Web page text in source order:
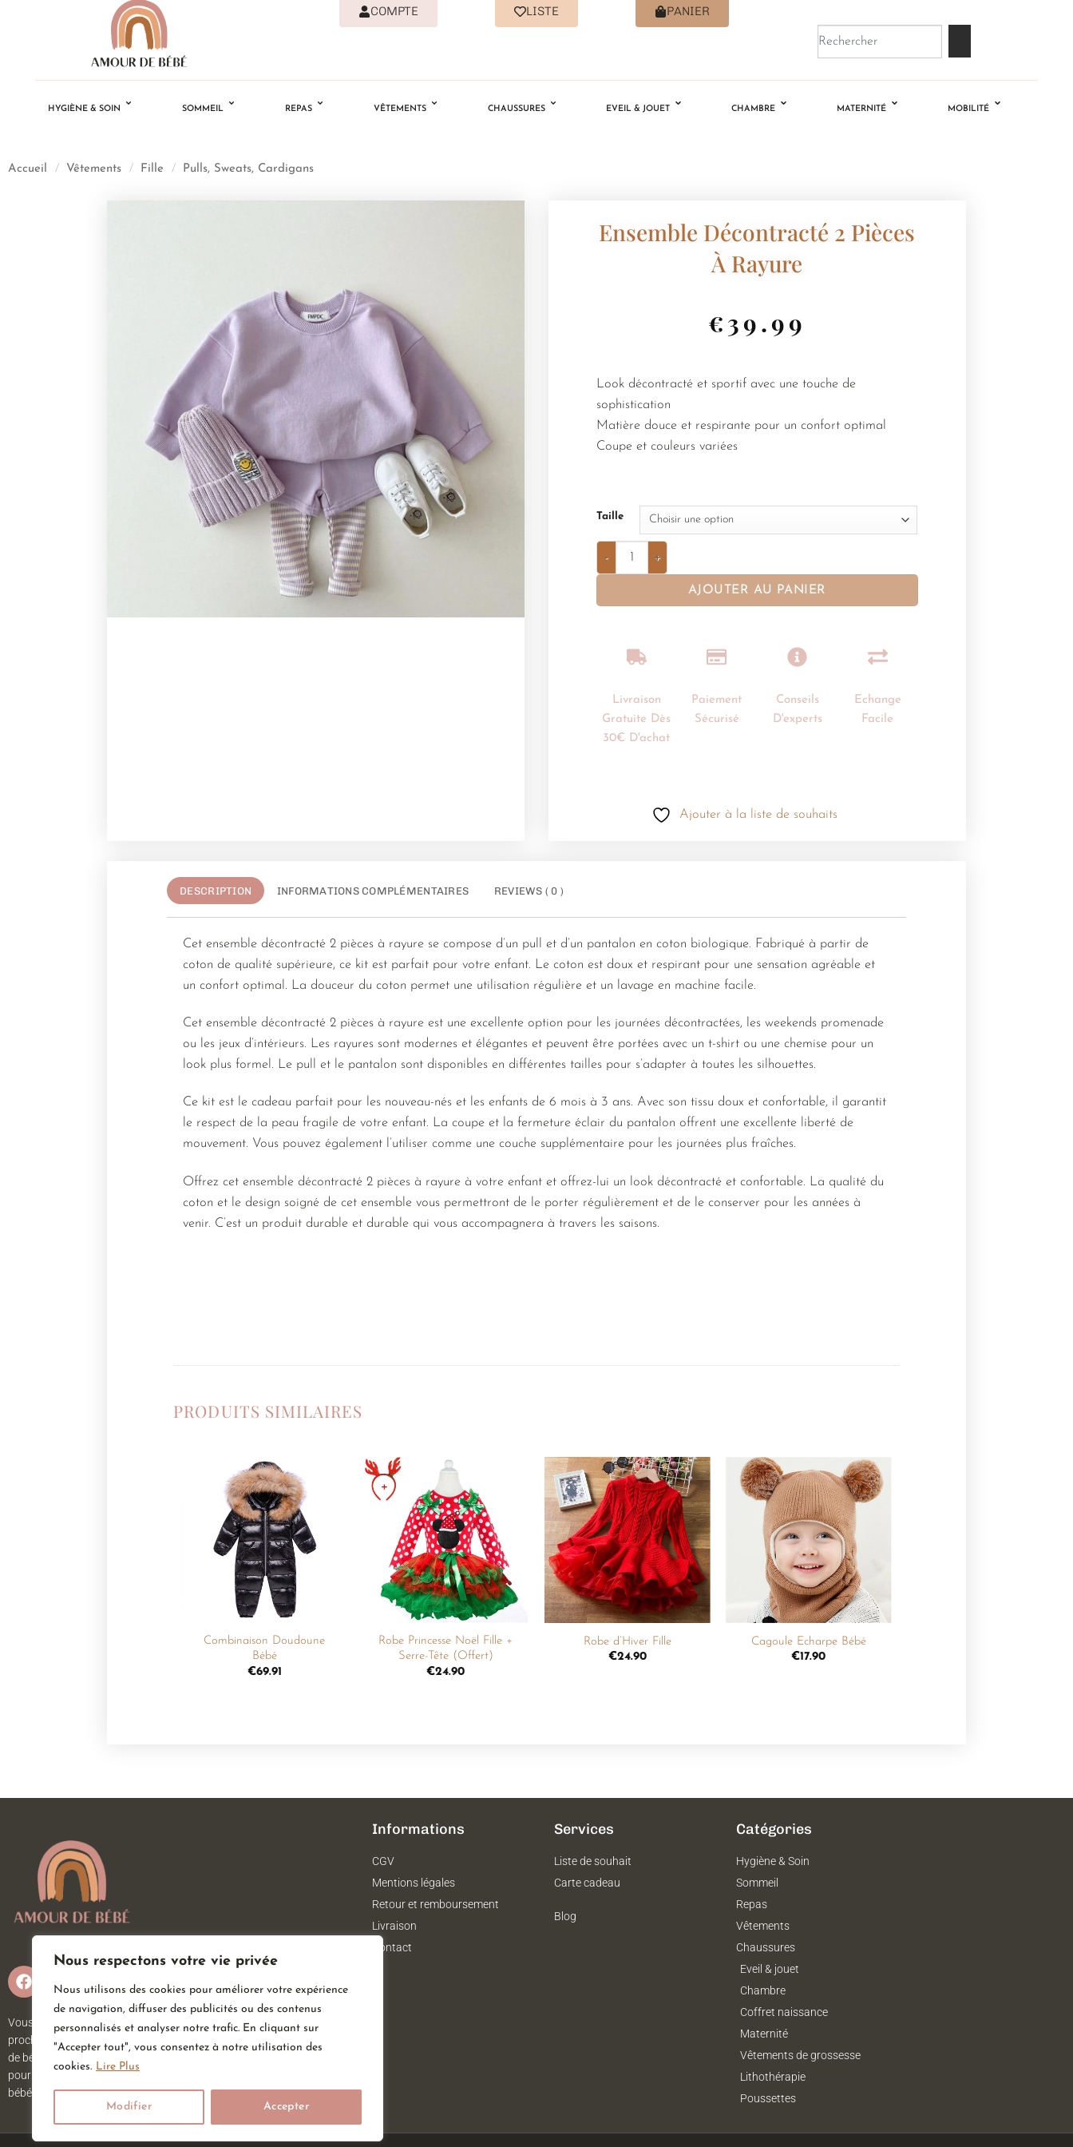
Nous respectons votre vie privée
Nous utilisons des cookies pour améliorer votre expérience
de navigation, diffuser des publicités ou des contenus
personnalisés et analyser notre trafic. En cliquant sur
"Accepter tout", vous consentez à notre utilisation des
cookies. Lire Plus
Modifier Accepter
COMPTE LISTE PANIER
HYGIÈNE & SOIN SOMMEIL REPAS VÊTEMENTS CHAUSSURES EVEIL & JOUET CHAMBRE MATERNITÉ MOBILITÉ
Accueil / Vêtements / Fille / Pulls, Sweats, Cardigans
Ensemble Décontracté 2 Pièces
À Rayure
€39.99
Look décontracté et sportif avec une touche de
sophistication
Matière douce et respirante pour un confort optimal
Coupe et couleurs variées
Taille
AJOUTER AU PANIER
Livraison
Gratuite Dès
30€ D'achat
Paiement
Sécurisé
Conseils
D'experts
Echange
Facile
Ajouter à la liste de souhaits
DESCRIPTION INFORMATIONS COMPLÉMENTAIRES REVIEWS ( 0 )
Cet ensemble décontracté 2 pièces à rayure se compose d’un pull et d’un pantalon en coton biologique. Fabriqué à partir de
coton de qualité supérieure, ce kit est parfait pour votre enfant. Le coton est doux et respirant pour une sensation agréable et
un confort optimal. La douceur du coton permet une utilisation régulière et un lavage en machine facile.
Cet ensemble décontracté 2 pièces à rayure est une excellente option pour les journées décontractées, les weekends promenade
ou les jeux d’intérieurs. Les rayures sont modernes et élégantes et peuvent être portées avec un t-shirt ou une chemise pour un
look plus formel. Le pull et le pantalon sont disponibles en différentes tailles pour s’adapter à toutes les silhouettes.
Ce kit est le cadeau parfait pour les nouveau-nés et les enfants de 6 mois à 3 ans. Avec son tissu doux et confortable, il garantit
le respect de la peau fragile de votre enfant. La coupe et la fermeture éclair du pantalon offrent une excellente liberté de
mouvement. Vous pouvez également l’utiliser comme une couche supplémentaire pour les journées plus fraîches.
Offrez cet ensemble décontracté 2 pièces à rayure à votre enfant et offrez-lui un look décontracté et confortable. La qualité du
coton et le design soigné de cet ensemble vous permettront de le porter régulièrement et de le conserver pour les années à
venir. C’est un produit durable et durable qui vous accompagnera à travers les saisons.
PRODUITS SIMILAIRES
Ajouter
liste de
souhaits
Combinaison Doudoune
Bébé
€69.91
liste de
souhaits
Robe Princesse Noël Fille +
Serre-Tête (Offert)
€24.90
Ajouter
à la
liste de
souhaits
+
Robe d’Hiver Fille
€24.90
Ajouter
liste de
souhaits
Cagoule Echarpe Bébé
€17.90
Vous attendez un heureux événement ou vous ou vos
proches viennent d’accueillir un petit trésor ? Sur Amour
de bébé, vous trouverez tout ce dont vous avez besoin
pour votre bébé. Nous avons une large gamme d’articles
bébé au meilleur prix pour votre plus grand bonheur.
Informations
CGV
Mentions légales
Retour et remboursement
Livraison
Contact
Services
Liste de souhait
Carte cadeau
Blog
Catégories
Hygiène & Soin
Sommeil
Repas
Vêtements
Chaussures
Eveil & jouet
Chambre
Coffret naissance
Maternité
Vêtements de grossesse
Lithothérapie
Poussettes